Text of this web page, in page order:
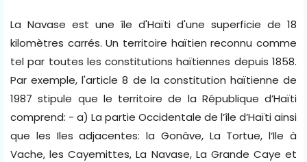
La Navase est une île d'Haïti d'une superficie de 18
kilomètres carrés. Un territoire haïtien reconnu comme
tel par toutes les constitutions haïtiennes depuis 1858.
Par exemple, l'article 8 de la constitution haïtienne de
1987 stipule que le territoire de la République d’Haïti
comprend: - a) La partie Occidentale de l’île d’Haïti ainsi
que les Iles adjacentes: la Gonâve, La Tortue, l‘Ile à
Vache, les Cayemittes, La Navase, La Grande Caye et